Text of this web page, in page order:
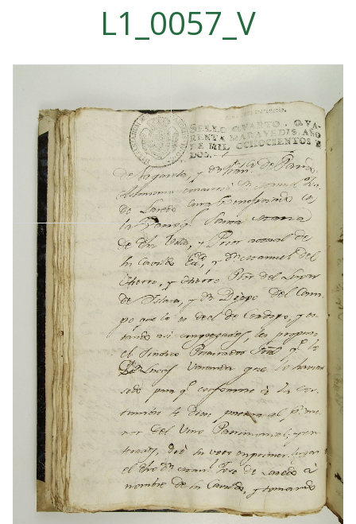
L1_0057_V